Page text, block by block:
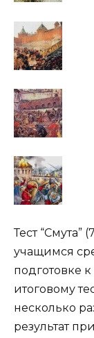
Тест “Смута”
учащимся
подготовке
итоговому
несколько
результат